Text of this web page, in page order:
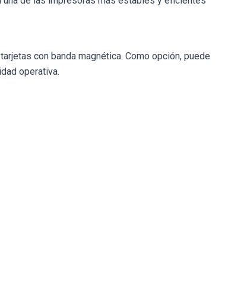
con banda magnética. Como opción, puede
operativa.